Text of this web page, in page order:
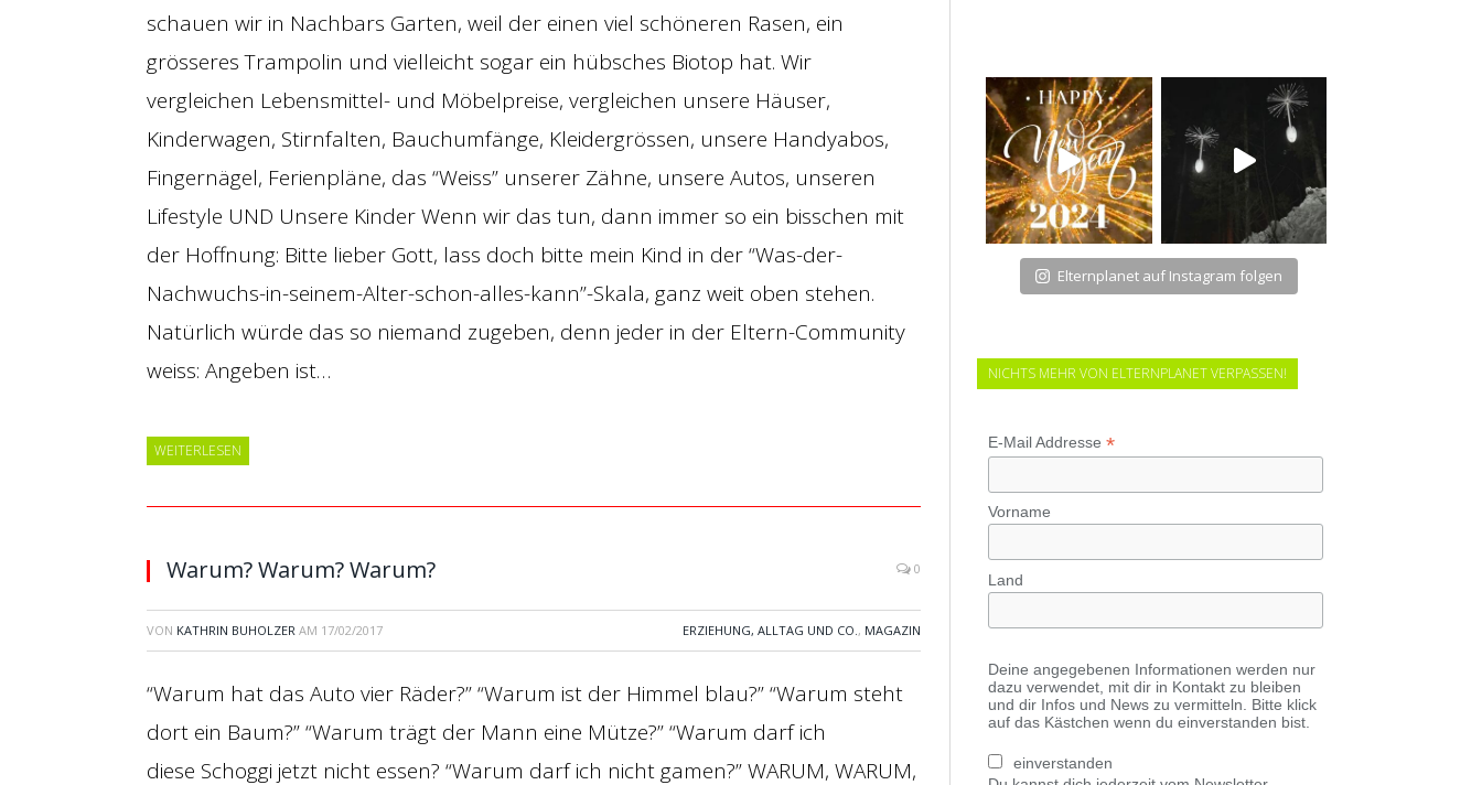
schauen wir in Nachbars Garten, weil der einen viel schöneren Rasen, ein
grösseres Trampolin und vielleicht sogar ein hübsches Biotop hat. Wir
vergleichen Lebensmittel- und Möbelpreise, vergleichen unsere Häuser,
Kinderwagen, Stirnfalten, Bauchumfänge, Kleidergrössen, unsere Handyabos,
Fingernägel, Ferienpläne, das “Weiss” unserer Zähne, unsere Autos, unseren
Lifestyle UND Unsere Kinder Wenn wir das tun, dann immer so ein bisschen mit
der Hoffnung: Bitte lieber Gott, lass doch bitte mein Kind in der “Was-der-
Nachwuchs-in-seinem-Alter-schon-alles-kann”-Skala, ganz weit oben stehen.
Natürlich würde das so niemand zugeben, denn jeder in der Eltern-Community
weiss: Angeben ist…
WEITERLESEN
Warum? Warum? Warum? 0
VON KATHRIN BUHOLZER AM 17/02/2017 ERZIEHUNG, ALLTAG UND CO., MAGAZIN
“Warum hat das Auto vier Räder?” “Warum ist der Himmel blau?” “Warum steht
dort ein Baum?” “Warum trägt der Mann eine Mütze?” “Warum darf ich
diese Schoggi jetzt nicht essen? “Warum darf ich nicht gamen?” WARUM, WARUM,
Elternplanet auf Instagram folgen
NICHTS MEHR VON ELTERNPLANET VERPASSEN!
E-Mail Addresse *
Vorname
Land
Deine angegebenen Informationen werden nur
dazu verwendet, mit dir in Kontakt zu bleiben
und dir Infos und News zu vermitteln. Bitte klick
auf das Kästchen wenn du einverstanden bist.
einverstanden